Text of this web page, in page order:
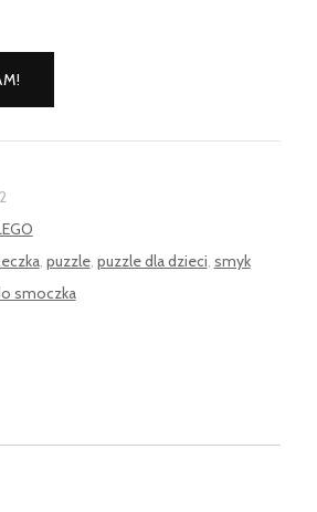
, puzzle, puzzle dla dzieci, smyk
smoczka